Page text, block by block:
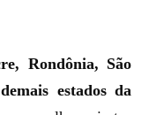
Rondônia, São
estados da